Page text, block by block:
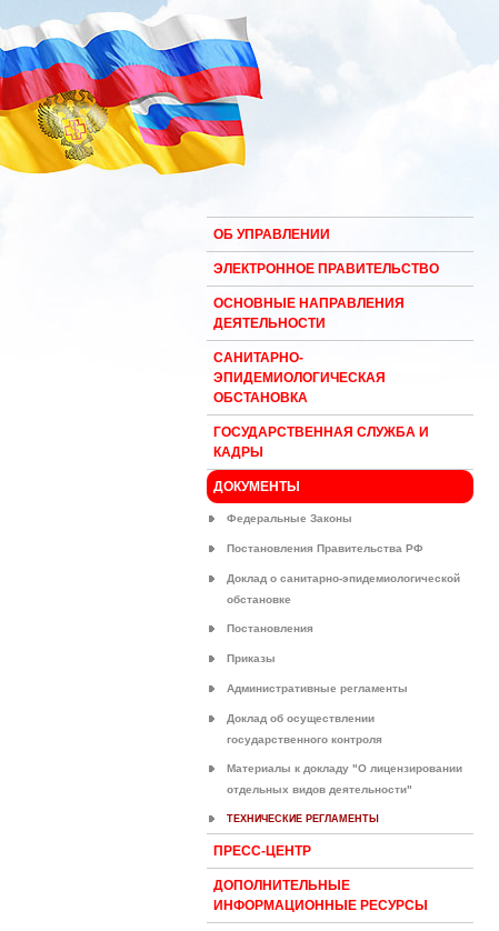
ОБ УПРАВЛЕНИИ
ЭЛЕКТРОННОЕ ПРАВИТЕЛЬСТВО
ОСНОВНЫЕ НАПРАВЛЕНИЯ
ДЕЯТЕЛЬНОСТИ
САНИТАРНО-
ЭПИДЕМИОЛОГИЧЕСКАЯ
ОБСТАНОВКА
ГОСУДАРСТВЕННАЯ СЛУЖБА И
КАДРЫ
ДОКУМЕНТЫ
Федеральные Законы
Постановления Правительства РФ
Доклад о санитарно-эпидемиологической
обстановке
Постановления
Приказы
Административные регламенты
Доклад об осуществлении
государственного контроля
Материалы к докладу "О лицензировании
отдельных видов деятельности"
ТЕХНИЧЕСКИЕ РЕГЛАМЕНТЫ
ПРЕСС-ЦЕНТР
ДОПОЛНИТЕЛЬНЫЕ
ИНФОРМАЦИОННЫЕ РЕСУРСЫ